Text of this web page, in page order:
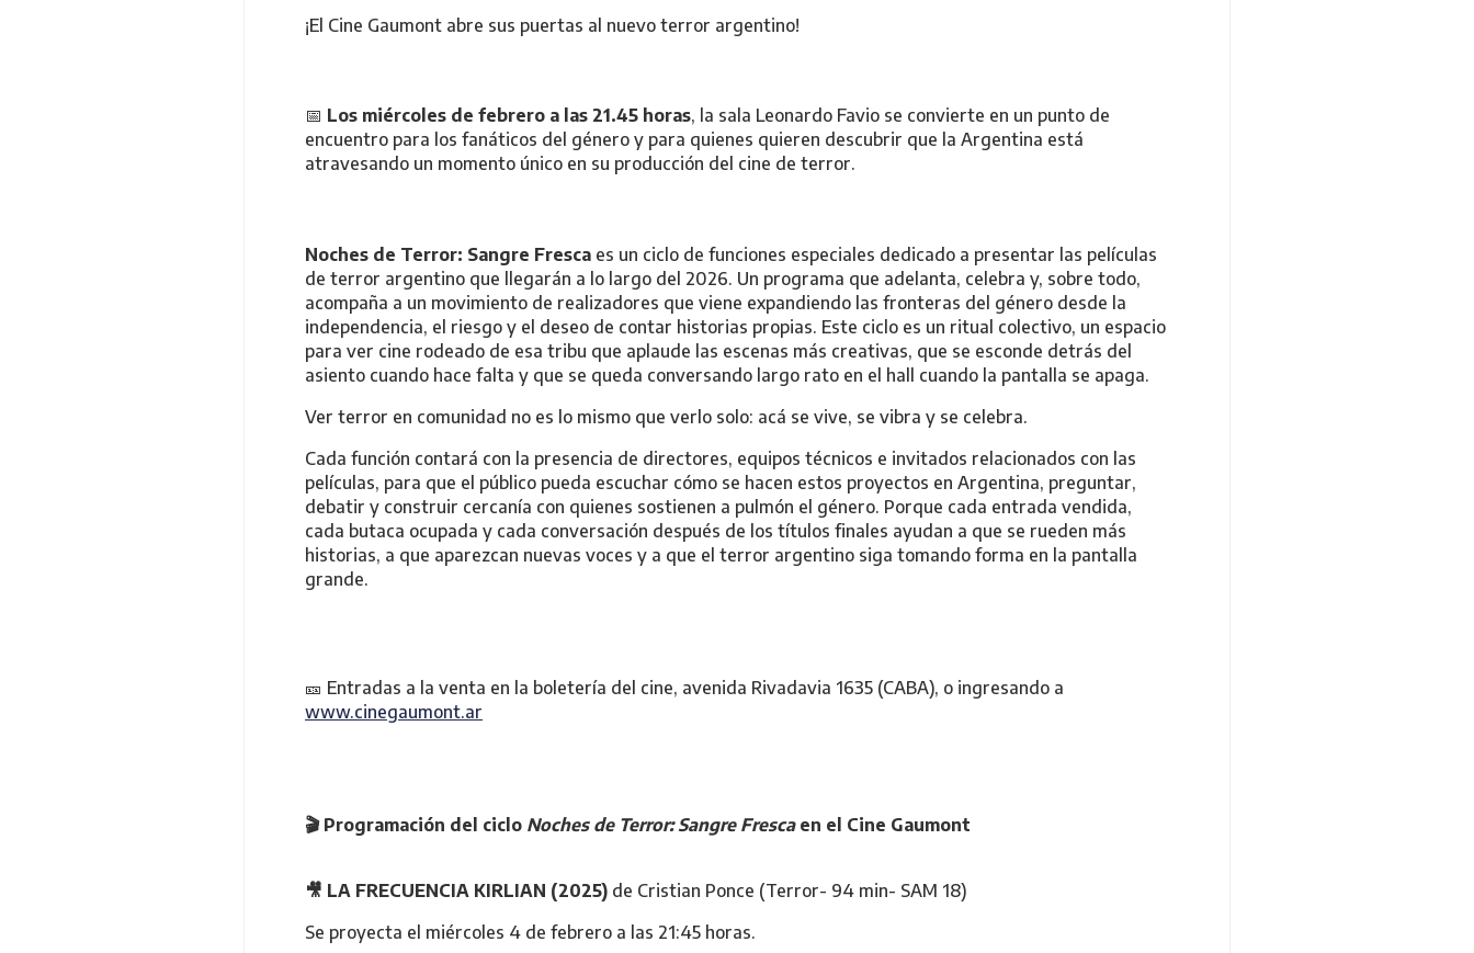
¡El Cine Gaumont abre sus puertas al nuevo terror argentino!
📅 Los miércoles de febrero a las 21.45 horas, la sala Leonardo Favio se convierte en un punto de
encuentro para los fanáticos del género y para quienes quieren descubrir que la Argentina está
atravesando un momento único en su producción del cine de terror.
Noches de Terror: Sangre Fresca es un ciclo de funciones especiales dedicado a presentar las películas
de terror argentino que llegarán a lo largo del 2026. Un programa que adelanta, celebra y, sobre todo,
acompaña a un movimiento de realizadores que viene expandiendo las fronteras del género desde la
independencia, el riesgo y el deseo de contar historias propias. Este ciclo es un ritual colectivo, un espacio
para ver cine rodeado de esa tribu que aplaude las escenas más creativas, que se esconde detrás del
asiento cuando hace falta y que se queda conversando largo rato en el hall cuando la pantalla se apaga.
Ver terror en comunidad no es lo mismo que verlo solo: acá se vive, se vibra y se celebra.
Cada función contará con la presencia de directores, equipos técnicos e invitados relacionados con las
películas, para que el público pueda escuchar cómo se hacen estos proyectos en Argentina, preguntar,
debatir y construir cercanía con quienes sostienen a pulmón el género. Porque cada entrada vendida,
cada butaca ocupada y cada conversación después de los títulos finales ayudan a que se rueden más
historias, a que aparezcan nuevas voces y a que el terror argentino siga tomando forma en la pantalla
grande.
🎫 Entradas a la venta en la boletería del cine, avenida Rivadavia 1635 (CABA), o ingresando a
www.cinegaumont.ar
🎬 Programación del ciclo Noches de Terror: Sangre Fresca en el Cine Gaumont
🎥 LA FRECUENCIA KIRLIAN (2025) de Cristian Ponce (Terror- 94 min- SAM 18)
Se proyecta el miércoles 4 de febrero a las 21:45 horas.